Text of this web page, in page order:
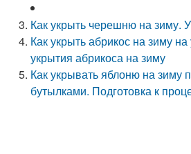
Как укрыть черешню на зиму.
Как укрыть абрикос на зиму
укрытия абрикоса на зиму
Как укрывать яблоню на зиму
бутылками. Подготовка к